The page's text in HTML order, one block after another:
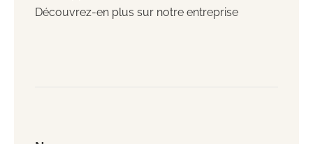
Découvrez-en plus sur notre entreprise